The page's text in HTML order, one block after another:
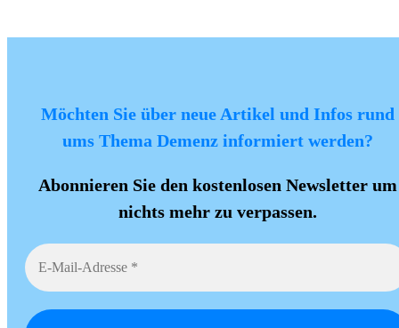
Möchten Sie über neue Artikel und Infos rund
ums Thema Demenz informiert werden?
Abonnieren Sie den kostenlosen Newsletter um
nichts mehr zu verpassen.